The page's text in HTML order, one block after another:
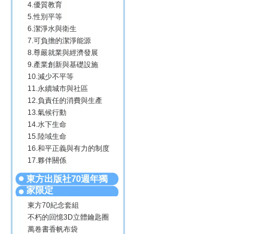
4.優質教育
5.性別平等
6.潔淨水與衛生
7.可負擔的潔淨能源
8.尊嚴就業與經濟發展
9.產業創新與基礎設施
10.減少不平等
11.永續城市與社區
12.負責任的消費與生產
13.氣候行動
14.水下生命
15.陸域生命
16.和平正義與有力的制度
17.夥伴關係
東方出版社70週年獨
家限定
東方70紀念套組
不朽的回憶3D立體鑰匙圈
萬卷書香帆布袋